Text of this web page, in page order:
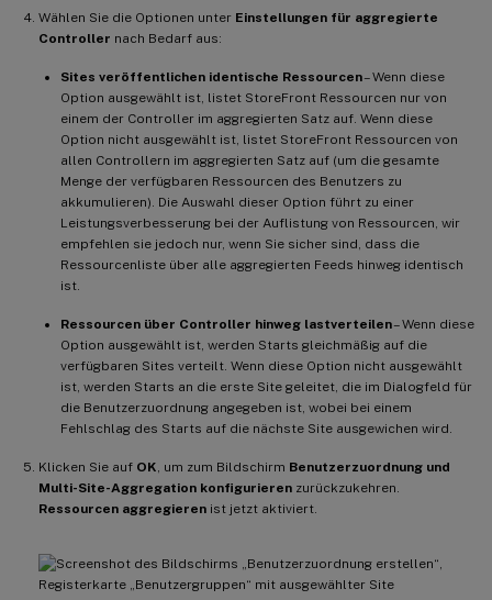
Wählen Sie die Optionen unter Einstellungen für aggregierte
Controller nach Bedarf aus:
Sites veröffentlichen identische Ressourcen– Wenn diese
Option ausgewählt ist, listet StoreFront Ressourcen nur von
einem der Controller im aggregierten Satz auf. Wenn diese
Option nicht ausgewählt ist, listet StoreFront Ressourcen von
allen Controllern im aggregierten Satz auf (um die gesamte
Menge der verfügbaren Ressourcen des Benutzers zu
akkumulieren). Die Auswahl dieser Option führt zu einer
Leistungsverbesserung bei der Auflistung von Ressourcen, wir
empfehlen sie jedoch nur, wenn Sie sicher sind, dass die
Ressourcenliste über alle aggregierten Feeds hinweg identisch
ist.
Ressourcen über Controller hinweg lastverteilen– Wenn diese
Option ausgewählt ist, werden Starts gleichmäßig auf die
verfügbaren Sites verteilt. Wenn diese Option nicht ausgewählt
ist, werden Starts an die erste Site geleitet, die im Dialogfeld für
die Benutzerzuordnung angegeben ist, wobei bei einem
Fehlschlag des Starts auf die nächste Site ausgewichen wird.
Klicken Sie auf OK , um zum Bildschirm Benutzerzuordnung und
Multi-Site-Aggregation konfigurieren zurückzukehren.
Ressourcen aggregieren ist jetzt aktiviert.